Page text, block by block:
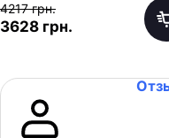
4217 грн.
3628 грн.